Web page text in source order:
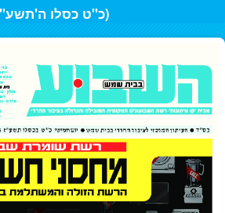
(כ"ט כסלו ה'תשע"ז)